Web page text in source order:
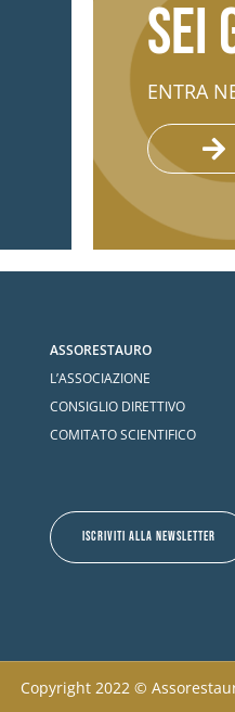
Sei
ENTRA
ASSORESTAURO
L’ASSOCIAZIONE
CONSIGLIO DIRETTIVO
COMITATO SCIENTIFICO
ISCRIVITI ALLA NEWSLETTER
Copyright 2022 ©